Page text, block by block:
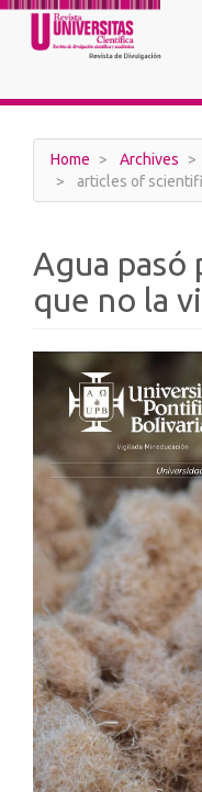
Main
Navigation
Main
Sidebar
Home Archives
articles of
Agua pasó
que no la vi
Article
Sidebar